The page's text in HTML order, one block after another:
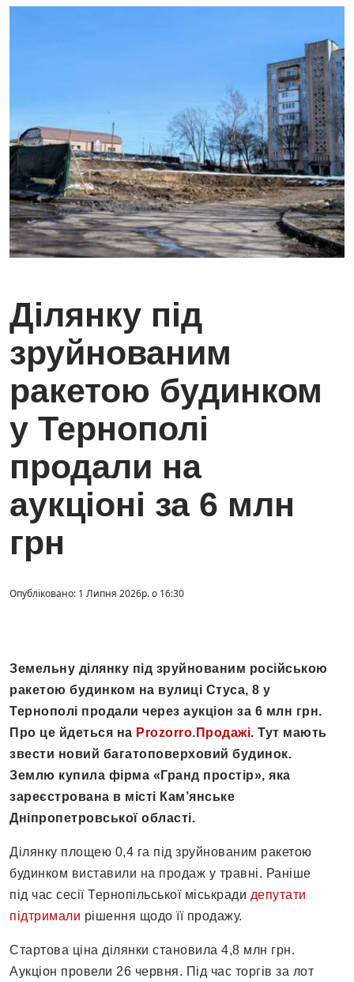
Ділянку під
зруйнованим
ракетою будинком
у Тернополі
продали на
аукціоні за 6 млн
грн
Опубліковано: 1 Липня 2026р. о 16:30
Земельну ділянку під зруйнованим російською
ракетою будинком на вулиці Стуса, 8 у
Тернополі продали через аукціон за 6 млн грн.
Про це йдеться на Prozorro.Продажі. Тут мають
звести новий багатоповерховий будинок.
Землю купила фірма «Гранд простір», яка
зареєстрована в місті Кам’янське
Дніпропетровської області.
Ділянку площею 0,4 га під зруйнованим ракетою
будинком виставили на продаж у травні. Раніше
під час сесії Тернопільської міськради депутати
підтримали рішення щодо її продажу.
Стартова ціна ділянки становила 4,8 млн грн.
Аукціон провели 26 червня. Під час торгів за лот